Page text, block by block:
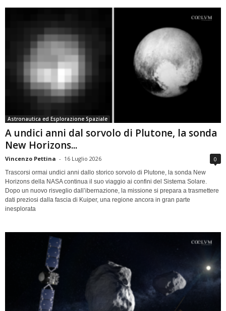
Astronautica ed Esplorazione Spaziale
A undici anni dal sorvolo di Plutone, la sonda
New Horizons...
Vincenzo Pettina - 16 Luglio 2026 0
Trascorsi ormai undici anni dallo storico sorvolo di Plutone, la sonda New
Horizons della NASA continua il suo viaggio ai confini del Sistema Solare.
Dopo un nuovo risveglio dall’ibernazione, la missione si prepara a trasmettere
dati preziosi dalla fascia di Kuiper, una regione ancora in gran parte
inesplorata